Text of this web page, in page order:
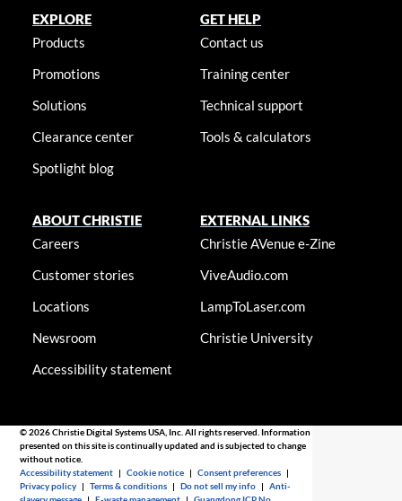
EXPLORE
Products
Promotions
Solutions
Clearance center
Spotlight blog
GET HELP
Contact us
Training center
Technical support
Tools & calculators
ABOUT CHRISTIE
Careers
Customer stories
Locations
Newsroom
Accessibility statement
EXTERNAL LINKS
Christie AVenue e-Zine
ViveAudio.com
LampToLaser.com
Christie University
© 2026 Christie Digital Systems USA, Inc. All rights reserved. Information
presented on this site is continually updated and is subjected to change
without notice.
Accessibility statement |Cookie notice |Consent preferences |
Privacy policy |Terms & conditions |Do not sell my info |Anti-